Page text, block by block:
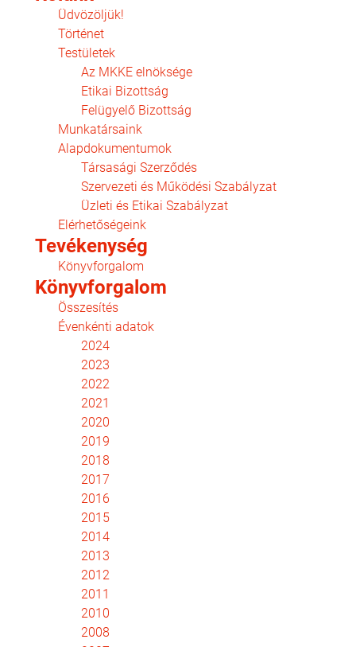
Üdvözöljük!
Történet
Testületek
Az MKKE elnöksége
Etikai Bizottság
Felügyelő Bizottság
Munkatársaink
Alapdokumentumok
Társasági Szerződés
Szervezeti és Működési Szabályzat
Üzleti és Etikai Szabályzat
Elérhetőségeink
Tevékenység
Könyvforgalom
Könyvforgalom
Összesítés
Évenkénti adatok
2024
2023
2022
2021
2020
2019
2018
2017
2016
2015
2014
2013
2012
2011
2010
2008